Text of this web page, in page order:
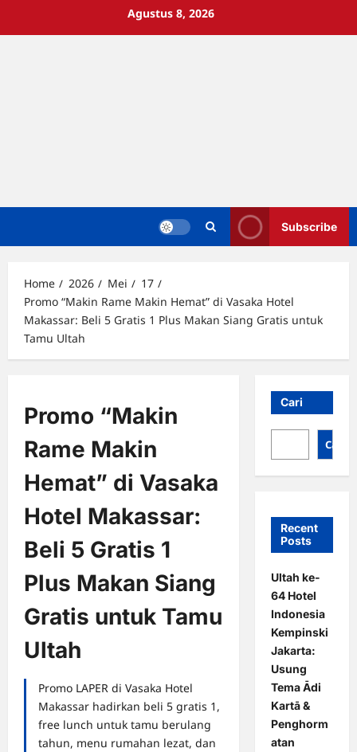
Agustus 8, 2026
Subscribe
Home 2026 Mei
17
Promo “Makin Rame Makin Hemat” di Vasaka Hotel
Makassar: Beli 5 Gratis 1 Plus Makan Siang Gratis untuk
Tamu Ultah
Promo “Makin
Rame Makin
Hemat” di Vasaka
Hotel Makassar:
Beli 5 Gratis 1
Plus Makan Siang
Gratis untuk Tamu
Ultah
Promo LAPER di Vasaka Hotel
Makassar hadirkan beli 5 gratis 1,
free lunch untuk tamu berulang
tahun, menu rumahan lezat, dan
Cari
Cari
Recent
Posts
Ultah ke-
64 Hotel
Indonesia
Kempinski
Jakarta:
Usung
Tema Ādi
Kartā &
Penghorm
atan